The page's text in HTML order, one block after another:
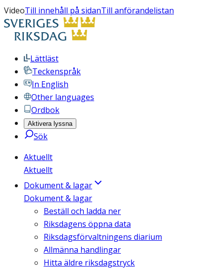
VideoTill innehåll på sidanTill anförandelistan
Lättläst
Teckenspråk
In English
Other languages
Ordbok
Aktivera lyssna
Sök
Aktuellt
Aktuellt
Dokument & lagar
Dokument & lagar
Beställ och ladda ner
Riksdagens öppna data
Riksdagsförvaltningens diarium
Allmänna handlingar
Hitta äldre riksdagstryck